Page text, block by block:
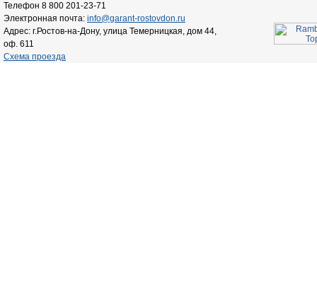
Телефон 8 800 201-23-71
Электронная почта: info@garant-rostovdon.ru
Адрес: г.Ростов-на-Дону, улица Темерницкая, дом 44,
оф. 611
Схема проезда